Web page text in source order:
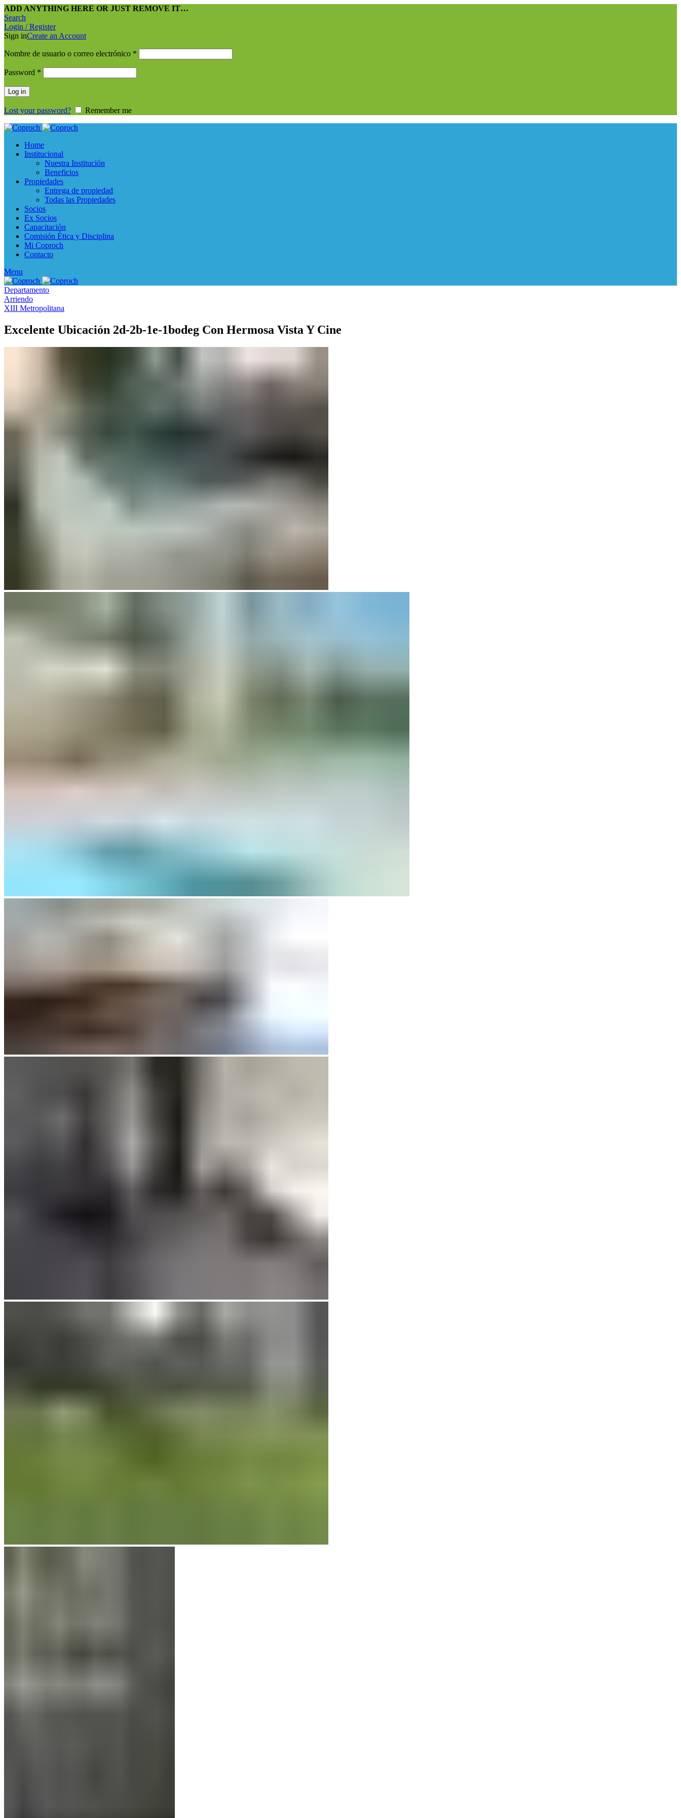
ADD ANYTHING HERE OR JUST REMOVE IT…
Search
Login / Register
Sign inCreate an Account
Nombre de usuario o correo electrónico *
Password *
Log in
Lost your password? Remember me
Home
Institucional
Nuestra Institución
Beneficios
Propiedades
Entrega de propiedad
Todas las Propiedades
Socios
Ex Socios
Capacitación
Comisión Ética y Disciplina
Mi Coproch
Contacto
Menu
Departamento
Arriendo
XIII Metropolitana
Excelente Ubicación 2d-2b-1e-1bodeg Con Hermosa Vista Y Cine